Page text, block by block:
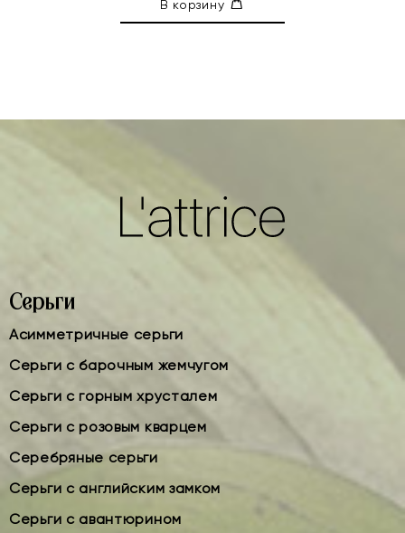
В корзину
Серьги
Асимметричные серьги
Серьги с барочным жемчугом
Серьги с горным хрусталем
Серьги с розовым кварцем
Серебряные серьги
Серьги с английским замком
Серьги с авантюрином